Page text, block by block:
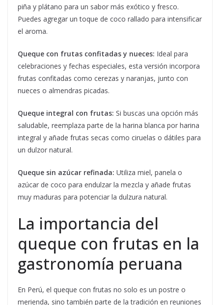
piña y plátano para un sabor más exótico y fresco.
Puedes agregar un toque de coco rallado para intensificar
el aroma.
Queque con frutas confitadas y nueces: Ideal para
celebraciones y fechas especiales, esta versión incorpora
frutas confitadas como cerezas y naranjas, junto con
nueces o almendras picadas.
Queque integral con frutas: Si buscas una opción más
saludable, reemplaza parte de la harina blanca por harina
integral y añade frutas secas como ciruelas o dátiles para
un dulzor natural.
Queque sin azúcar refinada: Utiliza miel, panela o
azúcar de coco para endulzar la mezcla y añade frutas
muy maduras para potenciar la dulzura natural.
La importancia del
queque con frutas en la
gastronomía peruana
En Perú, el queque con frutas no solo es un postre o
merienda, sino también parte de la tradición en reuniones